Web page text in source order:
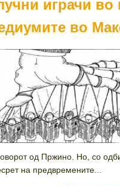
играчи во
во
од Пржино. Но, со
на предвремените...